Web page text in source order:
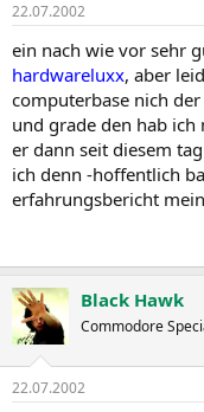
22.07.2002
ein nach wie vor sehr
hardwareluxx, aber
computerbase nich
und grade den hab
er dann seit diesem
ich denn -hoffentlich
erfahrungsbericht
Black Hawk
Commodore
22.07.2002